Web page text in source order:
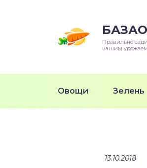
Правильно
нашим урожаем.
Овощи Зелень
13.10.2018